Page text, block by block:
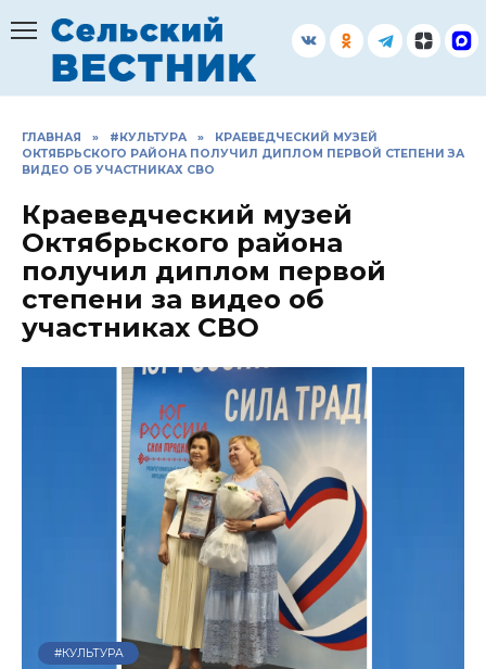
содержанию
ГЛАВНАЯ » #КУЛЬТУРА »
КРАЕВЕДЧЕСКИЙ МУЗЕЙ
ОКТЯБРЬСКОГО РАЙОНА ПОЛУЧИЛ ДИПЛОМ ПЕРВОЙ СТЕПЕНИ ЗА
ВИДЕО ОБ УЧАСТНИКАХ СВО
Краеведческий музей
Октябрьского района
получил диплом первой
степени за видео об
участниках СВО
#КУЛЬТУРА